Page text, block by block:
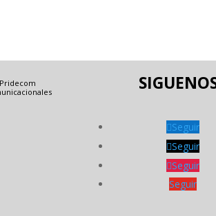
Seguir
Seguir
Seguir
Seguir